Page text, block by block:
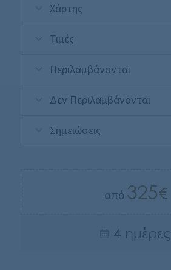
Χάρτης
Τιμές
Περιλαμβάνονται
Δεν Περιλαμβάνονται
Σημειώσεις
από 325
4 ημέρες